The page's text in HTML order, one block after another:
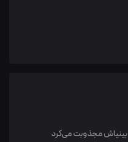
مجذوبت می‌کرد